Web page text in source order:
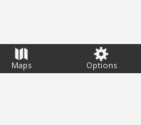
Maps Options
Feedback